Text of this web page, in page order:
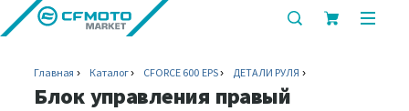
показать
строку
Главная Каталог CFORCE 600 EPS ДЕТАЛИ РУЛЯ
Блок управления правый